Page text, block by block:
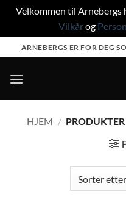
Velkommen til Arnebergs
Vilkårog
to
content
ARNEBERGS ER FOR DEG
HJEM /